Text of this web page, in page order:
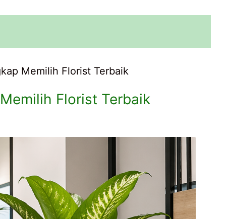
Memilih Florist Terbaik
Florist Terbaik